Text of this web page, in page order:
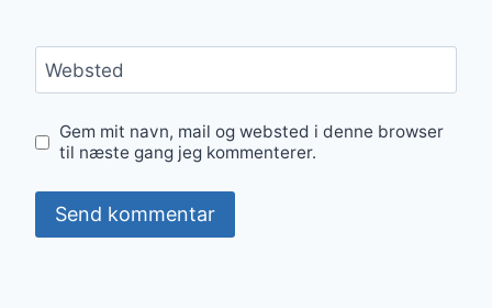
Websted
Gem mit navn, mail og websted i denne browser
til næste gang jeg kommenterer.